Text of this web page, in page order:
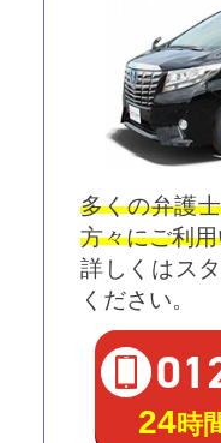
多くの弁護
方々にご利
詳しくはス
ください。
24時